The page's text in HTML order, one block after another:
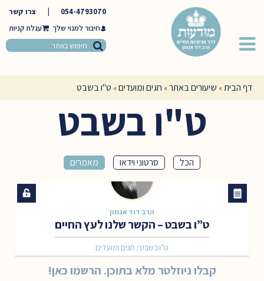
054-4793070
צרו קשר
חיבור למנוי שלך
דף הבית» שיעורים באתר» חגים ומועדים» ט"ו בשבט
ט"ו בשבט
הכל סרטוני וידאו מאמרים
הרב דוד אגמון
ט”ו בשבט – הקשר שלנו לעץ החיים
חגים ומועדים /ט"ו בשבט
קבלו ניוזלטר מלא בתוכן. הרשמו כאן!